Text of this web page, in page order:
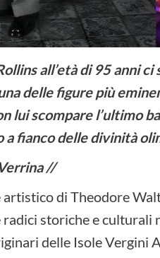
all’età di 95 anni
delle figure più
lui scompare l’ultimo
a fianco delle divinità
//
artistico di Theodore
storiche e culturali
delle Isole Vergini